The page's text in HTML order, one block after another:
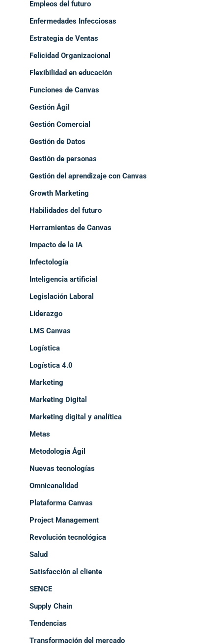
Empleos del futuro
Enfermedades Infecciosas
Estrategia de Ventas
Felicidad Organizacional
Flexibilidad en educación
Funciones de Canvas
Gestión Ágil
Gestión Comercial
Gestión de Datos
Gestión de personas
Gestión del aprendizaje con Canvas
Growth Marketing
Habilidades del futuro
Herramientas de Canvas
Impacto de la IA
Infectología
Inteligencia artificial
Legislación Laboral
Liderazgo
LMS Canvas
Logística
Logística 4.0
Marketing
Marketing Digital
Marketing digital y analítica
Metas
Metodología Ágil
Nuevas tecnologías
Omnicanalidad
Plataforma Canvas
Project Management
Revolución tecnológica
Salud
Satisfacción al cliente
SENCE
Supply Chain
Tendencias
Transformación del mercado